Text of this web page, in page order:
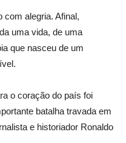
com alegria. Afinal,
uma vida, de uma
que nasceu de um
o coração do país foi
batalha travada em
e historiador Ronaldo